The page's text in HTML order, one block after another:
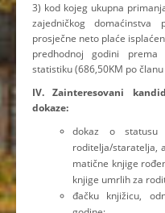
3) kod kojeg ukupna
zajedničkog
prosječne neto plaće
predhodnoj godini prema
statistiku (686,50KM po
IV. Zainteresovani
dokaze:
dokaz o statusu
roditelja/staratelja,
matične knjige
knjige umrlih za
đačku knjižicu,